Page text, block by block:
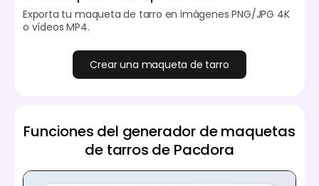
Exporta tu maqueta de tarro en imágenes PNG/JPG 4K
o vídeos MP4.
Crear una maqueta de tarro
Funciones del generador de maquetas
de tarros de Pacdora